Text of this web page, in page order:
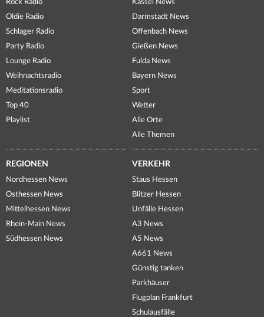
Rock Radio
Oldie Radio
Schlager Radio
Party Radio
Lounge Radio
Weihnachtsradio
Meditationsradio
Top 40
Playlist
Kassel News
Darmstadt News
Offenbach News
Gießen News
Fulda News
Bayern News
Sport
Wetter
Alle Orte
Alle Themen
REGIONEN
Nordhessen News
Osthessen News
Mittelhessen News
Rhein-Main News
Südhessen News
VERKEHR
Staus Hessen
Blitzer Hessen
Unfälle Hessen
A3 News
A5 News
A661 News
Günstig tanken
Parkhäuser
Flugplan Frankfurt
Schulausfälle